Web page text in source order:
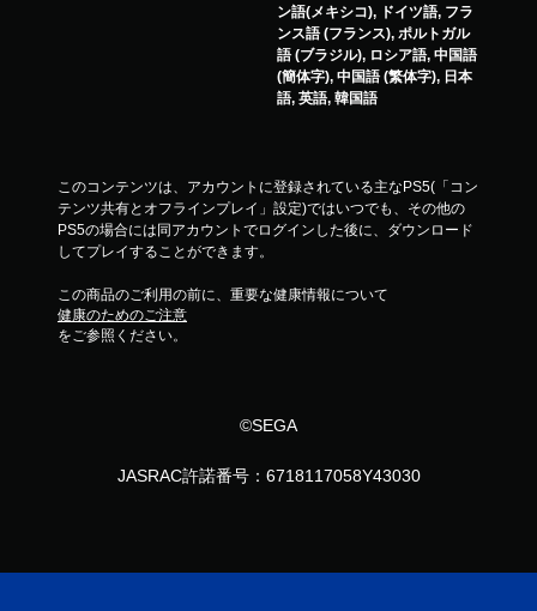
ン語(メキシコ), ドイツ語, フラ
ンス語 (フランス), ポルトガル
語 (ブラジル), ロシア語, 中国語
(簡体字), 中国語 (繁体字), 日本
語, 英語, 韓国語
このコンテンツは、アカウントに登録されている主なPS5(「コン
テンツ共有とオフラインプレイ」設定)ではいつでも、その他の
PS5の場合には同アカウントでログインした後に、ダウンロード
してプレイすることができます。
この商品のご利用の前に、重要な健康情報について
健康のためのご注意
をご参照ください。
©SEGA
JASRAC許諾番号：6718117058Y43030